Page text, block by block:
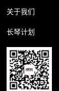
关于我们
企业简介
企业新闻
长琴计划